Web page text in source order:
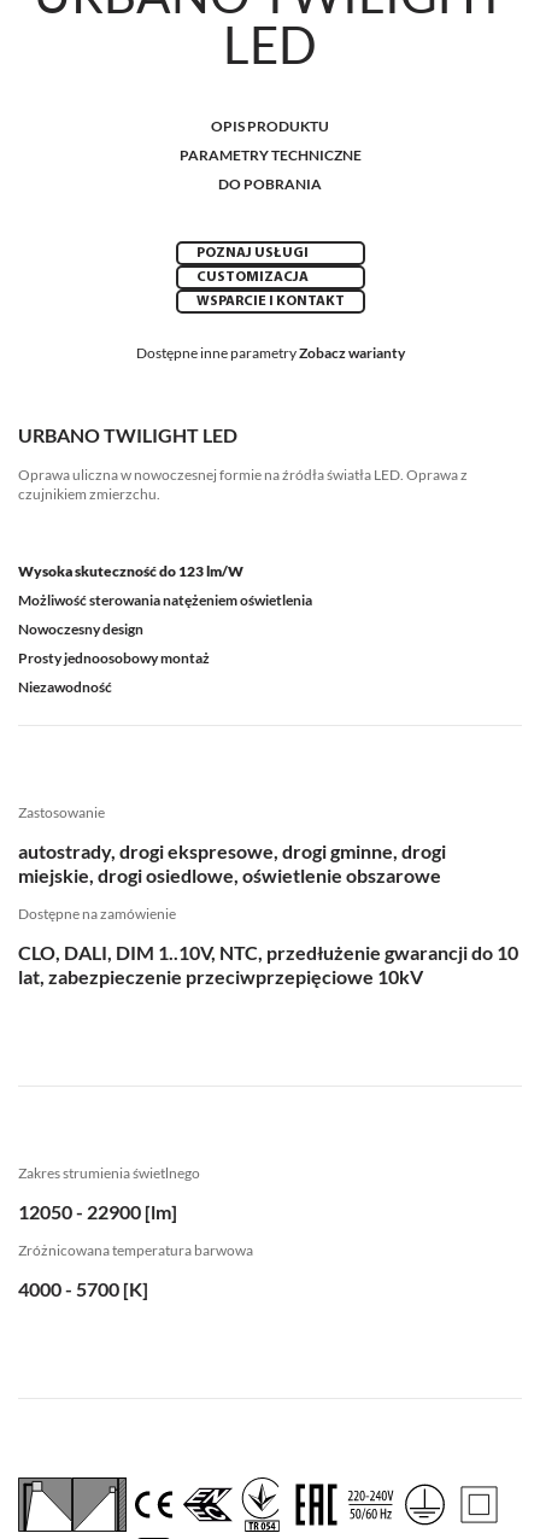
LED
OPIS PRODUKTU
PARAMETRY TECHNICZNE
DO POBRANIA
POZNAJ USŁUGI
CUSTOMIZACJA
WSPARCIE I KONTAKT
Dostępne inne parametryZobacz warianty
URBANO TWILIGHT LED
Oprawa uliczna w nowoczesnej formie na źródła światła LED. Oprawa z
czujnikiem zmierzchu.
Wysoka skuteczność do 123 lm/W
Możliwość sterowania natężeniem oświetlenia
Nowoczesny design
Prosty jednoosobowy montaż
Niezawodność
Zastosowanie
autostrady, drogi ekspresowe, drogi gminne, drogi
miejskie, drogi osiedlowe, oświetlenie obszarowe
Dostępne na zamówienie
CLO, DALI, DIM 1..10V, NTC, przedłużenie gwarancji do 10
lat, zabezpieczenie przeciwprzepięciowe 10kV
Zakres strumienia świetlnego
12050 - 22900 [lm]
Zróżnicowana temperatura barwowa
4000 - 5700 [K]